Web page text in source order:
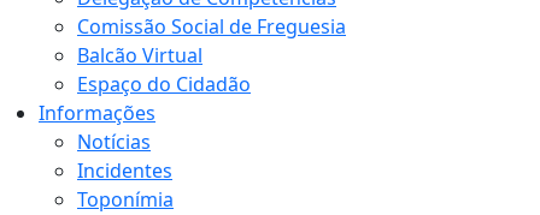
Comissão Social de Freguesia
Balcão Virtual
Espaço do Cidadão
Informações
Notícias
Incidentes
Toponímia